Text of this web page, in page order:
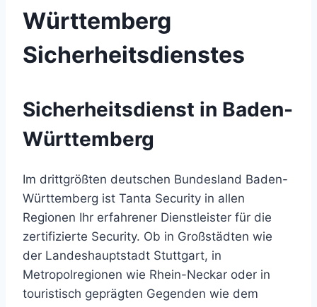
Württemberg
Sicherheitsdienstes
Sicherheitsdienst in Baden-
Württemberg
Im drittgrößten deutschen Bundesland Baden-
Württemberg ist Tanta Security in allen
Regionen Ihr erfahrener Dienstleister für die
zertifizierte Security. Ob in Großstädten wie
der Landeshauptstadt Stuttgart, in
Metropolregionen wie Rhein-Neckar oder in
touristisch geprägten Gegenden wie dem